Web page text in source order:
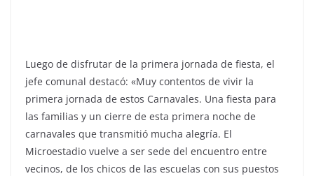
Luego de disfrutar de la primera jornada de fiesta, el
jefe comunal destacó: «Muy contentos de vivir la
primera jornada de estos Carnavales. Una fiesta para
las familias y un cierre de esta primera noche de
carnavales que transmitió mucha alegría. El
Microestadio vuelve a ser sede del encuentro entre
vecinos, de los chicos de las escuelas con sus puestos